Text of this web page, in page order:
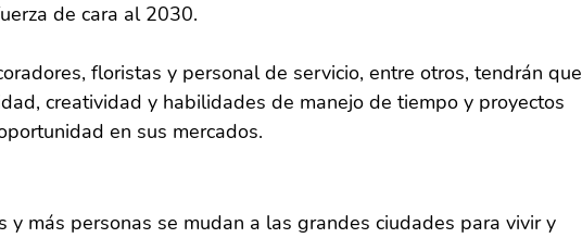
de cara al 2030.
floristas y personal de servicio, entre otros, tendrán que
creatividad y habilidades de manejo de tiempo y proyectos
en sus mercados.
y más personas se mudan a las grandes ciudades para vivir y